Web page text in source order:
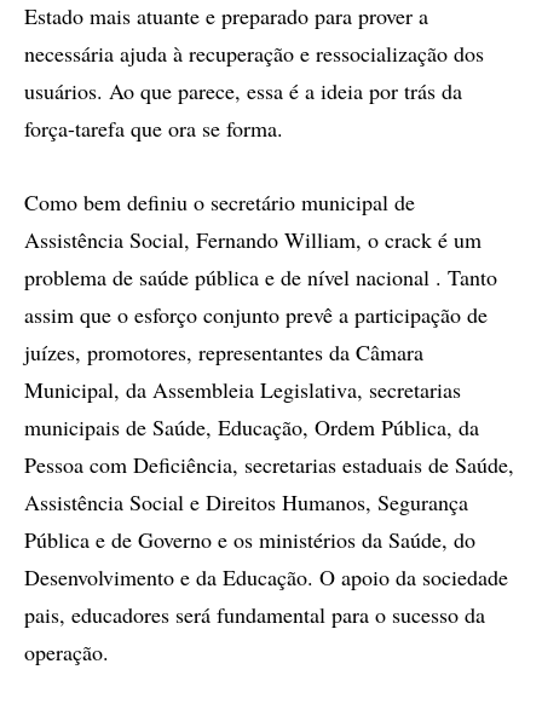
Estado mais atuante e preparado para prover a
necessária ajuda à recuperação e ressocialização dos
usuários. Ao que parece, essa é a ideia por trás da
força-tarefa que ora se forma.
Como bem definiu o secretário municipal de
Assistência Social, Fernando William, o crack é um
problema de saúde pública e de nível nacional . Tanto
assim que o esforço conjunto prevê a participação de
juízes, promotores, representantes da Câmara
Municipal, da Assembleia Legislativa, secretarias
municipais de Saúde, Educação, Ordem Pública, da
Pessoa com Deficiência, secretarias estaduais de Saúde,
Assistência Social e Direitos Humanos, Segurança
Pública e de Governo e os ministérios da Saúde, do
Desenvolvimento e da Educação. O apoio da sociedade
pais, educadores será fundamental para o sucesso da
operação.